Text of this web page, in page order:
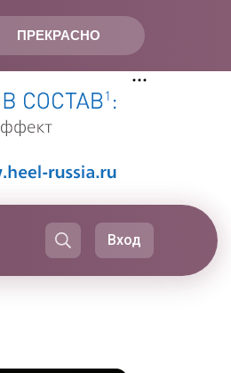
ПРЕКРАСНО
Вход